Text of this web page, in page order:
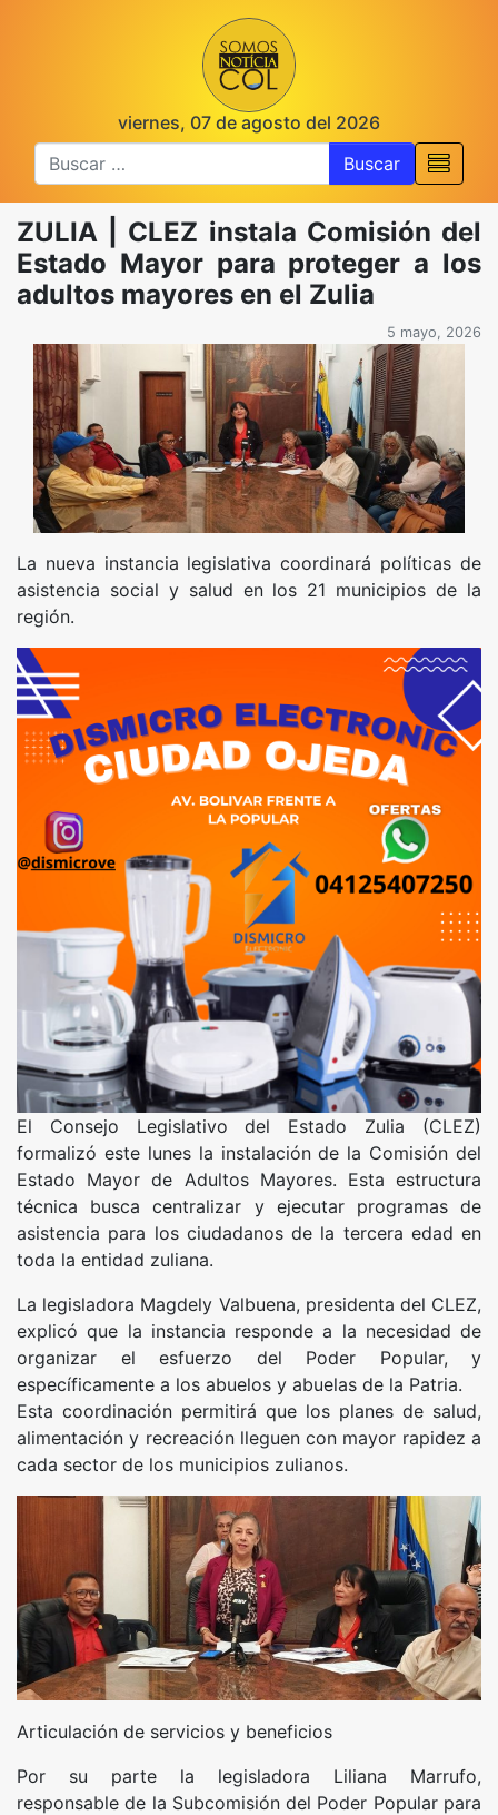
viernes, 07 de agosto del 2026
Buscar
ZULIA | CLEZ instala Comisión del
Estado Mayor para proteger a los
adultos mayores en el Zulia
5 mayo, 2026
La nueva instancia legislativa coordinará políticas de
asistencia social y salud en los 21 municipios de la
región.
El Consejo Legislativo del Estado Zulia (CLEZ)
formalizó este lunes la instalación de la Comisión del
Estado Mayor de Adultos Mayores. Esta estructura
técnica busca centralizar y ejecutar programas de
asistencia para los ciudadanos de la tercera edad en
toda la entidad zuliana.
La legisladora Magdely Valbuena, presidenta del CLEZ,
explicó que la instancia responde a la necesidad de
organizar el esfuerzo del Poder Popular, y
específicamente a los abuelos y abuelas de la Patria.
Esta coordinación permitirá que los planes de salud,
alimentación y recreación lleguen con mayor rapidez a
cada sector de los municipios zulianos.
Articulación de servicios y beneficios
Por su parte la legisladora Liliana Marrufo,
responsable de la Subcomisión del Poder Popular para